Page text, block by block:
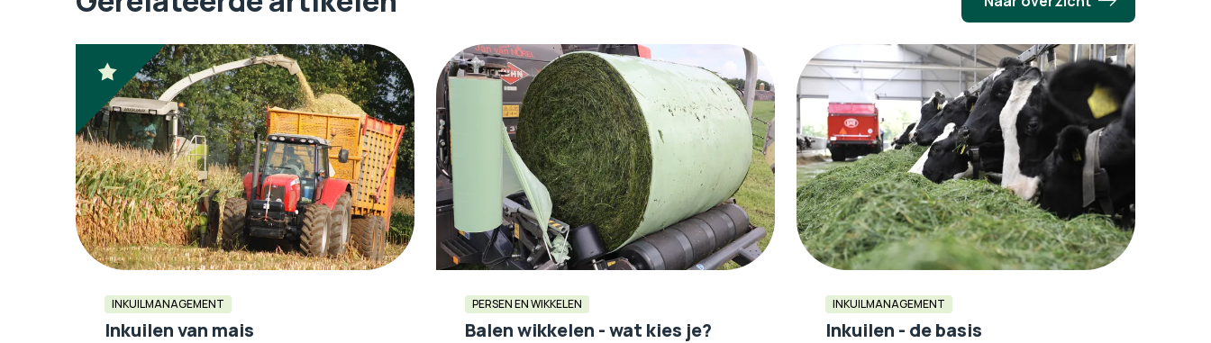
INKUILMANAGEMENT
Inkuilen van mais
PERSEN EN WIKKELEN
Balen wikkelen - wat kies je?
INKUILMANAGEMENT
Inkuilen - de basis